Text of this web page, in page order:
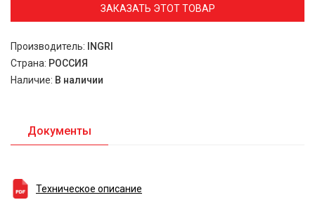
ЗАКАЗАТЬ ЭТОТ ТОВАР
Производитель:
INGRI
Страна: РОССИЯ
Наличие: В наличии
Документы
Техническое описание